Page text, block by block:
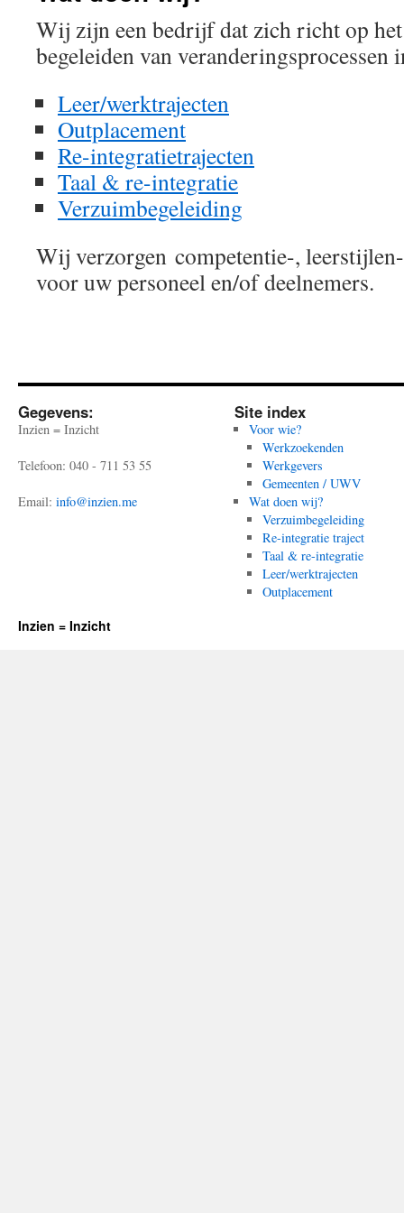
Wij zijn een bedrijf dat zich richt op
begeleiden van veranderingsprocessen
Leer/werktrajecten
Outplacement
Re-integratietrajecten
Taal & re-integratie
Verzuimbegeleiding
Wij verzorgen competentie-,
voor uw personeel en/of deelnemers.
Gegevens:
Inzien = Inzicht
Telefoon: 040 - 711 53 55
Email: info@inzien.me
Site index
Voor wie?
Werkzoekenden
Werkgevers
Gemeenten / UWV
Wat doen wij?
Verzuimbegeleiding
Re-integratie traject
Taal & re-integratie
Leer/werktrajecten
Outplacement
Inzien = Inzicht